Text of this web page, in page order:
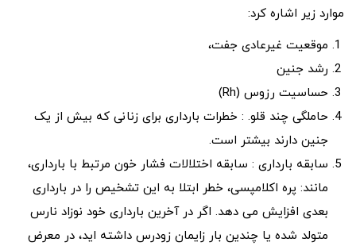
موارد زیر اشاره کرد:
موقعیت غیرعادی جفت،
رشد جنین
حساسیت رزوس (Rh)
حاملگی چند قلو. : خطرات بارداری برای زنانی که بیش از یک
جنین دارند بیشتر است.
سابقه بارداری : سابقه اختلالات فشار خون مرتبط با بارداری،
مانند: پره اکلامپسی، خطر ابتلا به این تشخیص را در بارداری
بعدی افزایش می دهد. اگر در آخرین بارداری خود نوزاد نارس
متولد شده یا چندین بار زایمان زودرس داشته اید، در معرض